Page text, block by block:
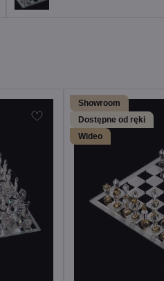
Showroom
Dostępne od ręki
Wideo